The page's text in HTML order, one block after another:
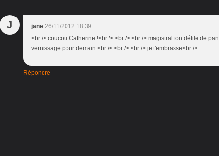
J jane 26/11/2012 18:39
<br /> coucou Catherine !<br /> <br /> <br /> magistral ton défilé de
vernissage pour demain.<br /> <br /> <br /> je t'embrasse<br />
Répondre